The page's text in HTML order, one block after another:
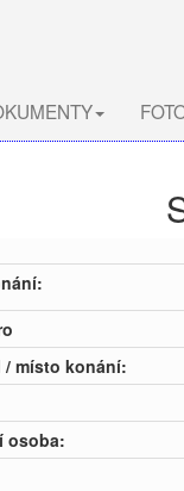
/ místo konání:
osoba: